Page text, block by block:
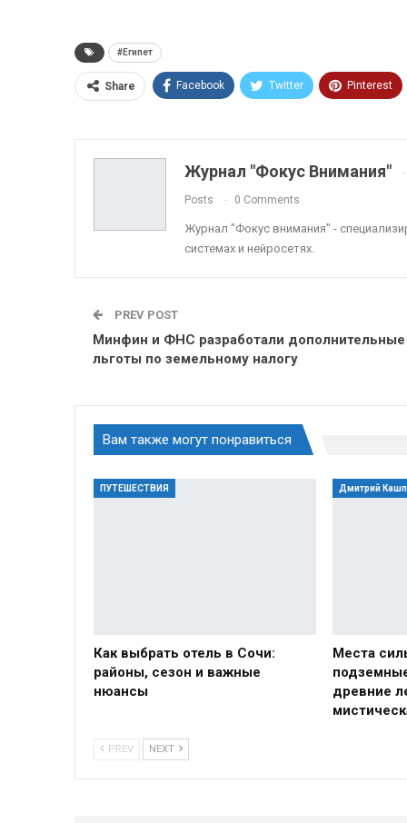
#Египет
Share Facebook Twitter Pinterest
Журнал "Фокус Внимания"
Posts 0 Comments
Журнал "Фокус внимания" -
системах и нейросетях.
PREV POST
Минфин и ФНС разработали дополнительные
льготы по земельному налогу
Вам также могут понравиться
ПУТЕШЕСТВИЯ
Как выбрать отель в Сочи:
районы, сезон и важные
нюансы
Дмитрий
Места
древние
PREV NEXT